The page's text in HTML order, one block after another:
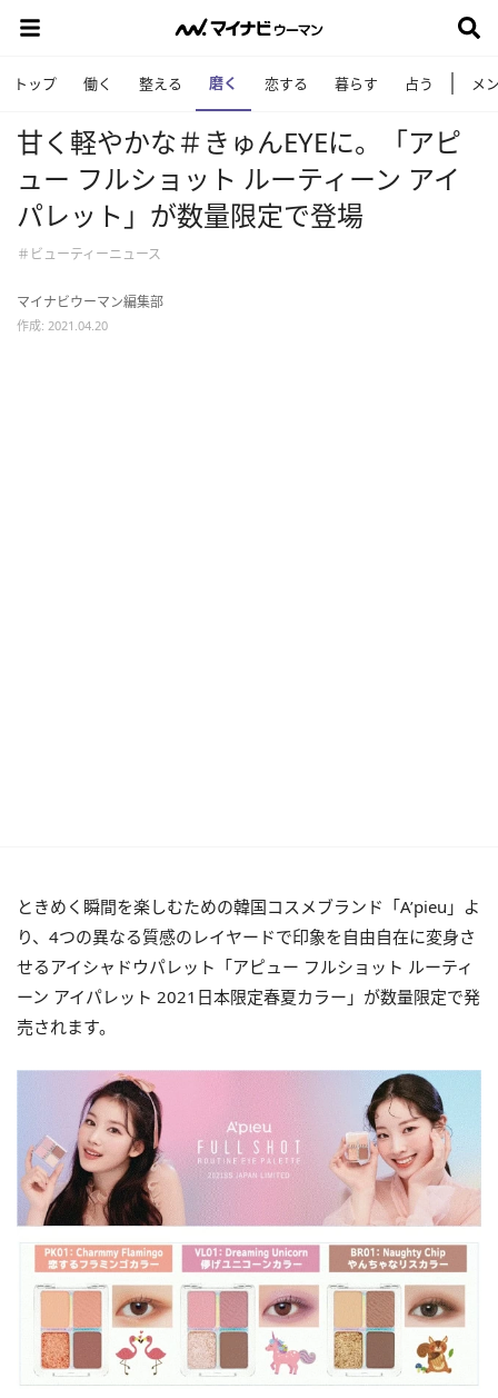
トップ 働く 整える 磨く 恋する 暮らす 占う メ
甘く軽やかな＃きゅんEYEに。「アピ
ュー フルショット ルーティーン アイ
パレット」が数量限定で登場
＃ビューティーニュース
マイナビウーマン編集部
作成: 2021.04.20
ときめく瞬間を楽しむための韓国コスメブランド「A’pieu」よ
り、4つの異なる質感のレイヤードで印象を自由自在に変身さ
せるアイシャドウパレット「アピュー フルショット ルーティ
ーン アイパレット 2021日本限定春夏カラー」が数量限定で発
売されます。